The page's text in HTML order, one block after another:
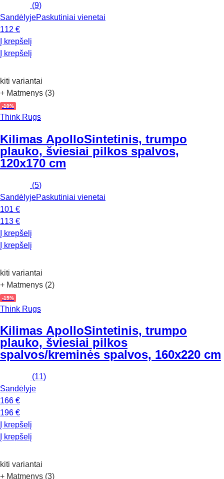
(9)
SandėlyjePaskutiniai vienetai
112 €
Į krepšelį
Į krepšelį
kiti variantai
+ Matmenys (3)
-10%
Think Rugs
Kilimas ApolloSintetinis, trumpo
plauko, šviesiai pilkos spalvos,
120x170 cm
(5)
SandėlyjePaskutiniai vienetai
101 €
113 €
Į krepšelį
Į krepšelį
kiti variantai
+ Matmenys (2)
-15%
Think Rugs
Kilimas ApolloSintetinis, trumpo
plauko, šviesiai pilkos
spalvos/kreminės spalvos, 160x220 cm
(11)
Sandėlyje
166 €
196 €
Į krepšelį
Į krepšelį
kiti variantai
+ Matmenys (3)